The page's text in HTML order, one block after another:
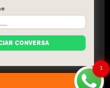
1
CONVERSA